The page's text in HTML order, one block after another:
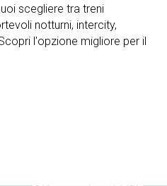
scegliere tra treni
notturni, intercity,
l'opzione migliore per il